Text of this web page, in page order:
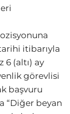
itibarıyla
6 (altı) ay
görevlisi
başvuru
“Diğer beyan